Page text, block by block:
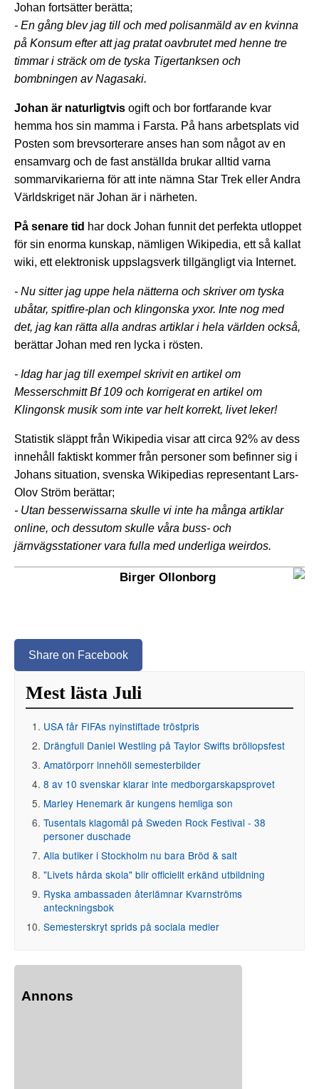
Johan fortsätter berätta;
- En gång blev jag till och med polisanmäld av en kvinna
på Konsum efter att jag pratat oavbrutet med henne tre
timmar i sträck om de tyska Tigertanksen och
bombningen av Nagasaki.
Johan är naturligtvis ogift och bor fortfarande kvar
hemma hos sin mamma i Farsta. På hans arbetsplats vid
Posten som brevsorterare anses han som något av en
ensamvarg och de fast anställda brukar alltid varna
sommarvikarierna för att inte nämna Star Trek eller Andra
Världskriget när Johan är i närheten.
På senare tid har dock Johan funnit det perfekta utloppet
för sin enorma kunskap, nämligen Wikipedia, ett så kallat
wiki, ett elektronisk uppslagsverk tillgängligt via Internet.
- Nu sitter jag uppe hela nätterna och skriver om tyska
ubåtar, spitfire-plan och klingonska yxor. Inte nog med
det, jag kan rätta alla andras artiklar i hela världen också,
berättar Johan med ren lycka i rösten.
- Idag har jag till exempel skrivit en artikel om
Messerschmitt Bf 109 och korrigerat en artikel om
Klingonsk musik som inte var helt korrekt, livet leker!
Statistik släppt från Wikipedia visar att circa 92% av dess
innehåll faktiskt kommer från personer som befinner sig i
Johans situation, svenska Wikipedias representant Lars-
Olov Ström berättar;
- Utan besserwissarna skulle vi inte ha många artiklar
online, och dessutom skulle våra buss- och
järnvägsstationer vara fulla med underliga weirdos.
Birger Ollonborg
Share on Facebook
Mest lästa Juli
USA får FIFAs nyinstiftade tröstpris
Drängfull Daniel Westling på Taylor Swifts bröllopsfest
Amatörporr innehöll semesterbilder
8 av 10 svenskar klarar inte medborgarskapsprovet
Marley Henemark är kungens hemliga son
Tusentals klagomål på Sweden Rock Festival - 38
personer duschade
Alla butiker i Stockholm nu bara Bröd & salt
"Livets hårda skola" blir officiellt erkänd utbildning
Ryska ambassaden återlämnar Kvarnströms
anteckningsbok
Semesterskryt sprids på sociala medier
Annons